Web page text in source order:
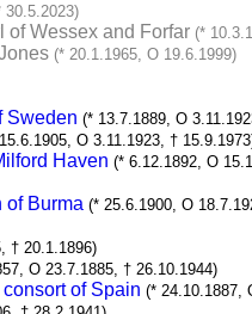
30.5.2023)
of Wessex and Forfar (*
(* 20.1.1965, O 19.6.1999)
Sweden (* 13.7.1889, O
O 3.11.1923, †
Haven (* 6.12.1892, O
of Burma (* 25.6.1900, O
† 20.1.1896)
O 23.7.1885, † 26.10.1944)
of Spain (* 24.10.1887,